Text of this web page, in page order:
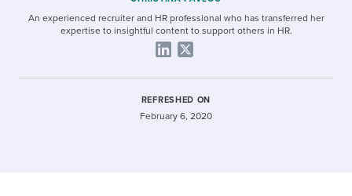
An experienced recruiter and HR professional who has transferred her
expertise to insightful content to support others in HR.
REFRESHED ON
February 6, 2020